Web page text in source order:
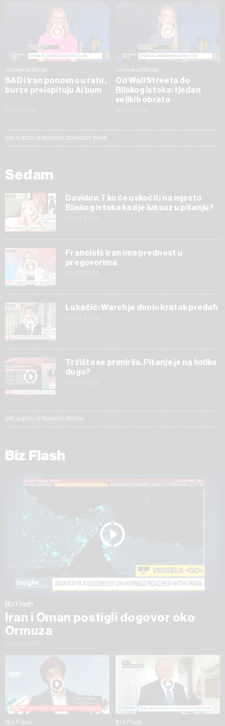
Connect Wrap
SAD i Iran ponovno u ratu,
burze preispituju AI bum
Connect Wrap
Od Wall Streeta do
Bliskog istoka: tjedan
velikih obrata
SVE VIJESTI IZ RUBRIKE CONNECT WRAP
Sedam
Davidov: Tko će uskočiti na mjesto
Bliskog istoka kad je luksuz u pitanju?
Francisti: Iran ima prednost u
pregovorima
Lukačić: Warsh je donio kratak predah
Tržišta se primirila. Pitanje je na koliko
dugo?
SVE VIJESTI IZ RUBRIKE SEDAM
Biz Flash
Biz Flash
Iran i Oman postigli dogovor oko
Ormuza
Biz Flash Biz Flash